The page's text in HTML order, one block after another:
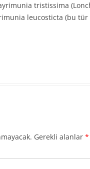
tristissima
leucosticta (bu tür
Gerekli alanlar *